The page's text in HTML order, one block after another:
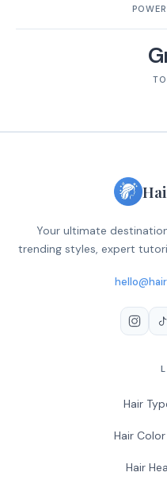
Your ultimate
trending styles, expert
Hair
Hair
Hair